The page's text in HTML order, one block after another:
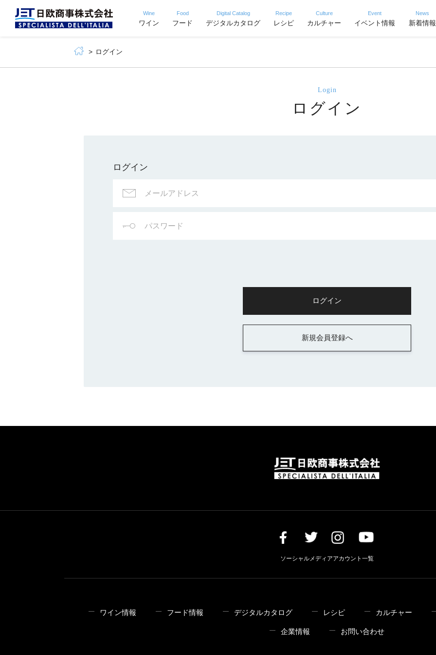
Wine
ワイン
Food
フード
Digital Catalog
デジタルカタログ
Recipe
レシピ
Culture
カルチャー
Event
イベント情報
News
新着情報
ログイン
Login
ログイン
ログイン
新規会員登録へ
ソーシャルメディアアカウント一覧
ワイン情報 フード情報 デジタルカタログ レシピ カルチャー
企業情報 お問い合わせ